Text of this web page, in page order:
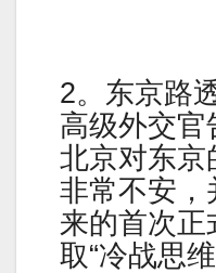
2。东京路
高级外交官
北京对东京
非常不安，
来的首次正
取“冷战思维